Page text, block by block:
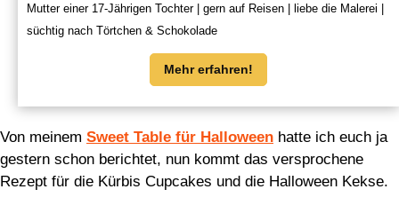
Mutter einer 17-Jährigen Tochter | gern auf Reisen | liebe die Malerei |
süchtig nach Törtchen & Schokolade
Mehr erfahren!
Von meinem Sweet Table für Halloween hatte ich euch ja
gestern schon berichtet, nun kommt das versprochene
Rezept für die Kürbis Cupcakes und die Halloween Kekse.